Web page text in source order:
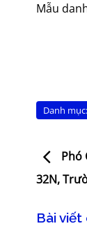
Mẫu
Danh mục:
Phó
32N,
Bài viết